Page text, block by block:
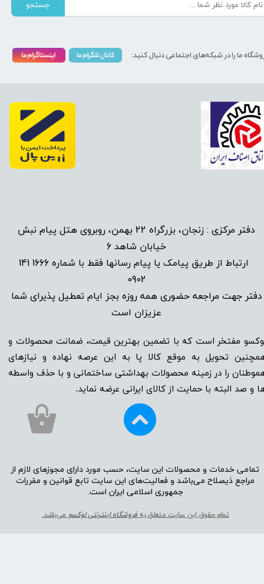
دفتر مرکزی : زنجان، بزرگراه 22 بهمن، روبروی هتل پیام نبش
خیابان شاهد 6
ارتباط از طریق پیامک یا پیام رسانها فقط با شماره
1666 141
0902
دفتر جهت مراجعه حضوری همه روزه بجز ایام تعطیل پذیرای شما
عزیزان است​​​​​​​
مفتخر است که با تضمین بهترین قیمت، ضمانت محصولات و
تحویل به موقع کالا پا به این عرصه نهاده و نیاز‌‌‌‌‌‌‌‌های
را در زمینه‌‌‌ محصولات بهداشتی ساختمانی و با حذف واسطه
و صد البته با حمایت از کالای ایرانی عرضه نماید.
تمامی خدمات و محصولات این سایت، حسب مورد دارای مجوز‌‌‌‌های لازم از
مراجع ذیصلاح می‌باشد و فعالیت‌‌‌‌های این سایت تابع قوانین و مقررات
جمهوری اسلامی ایران است.​​​​​​​
تمام حقوق این سایت متعلق بهفروشگاه اینترنتی لوکسومی‌باشد.
جستجو
ما را در شبکه‌های اجتماعی دنبال کنید:
۰